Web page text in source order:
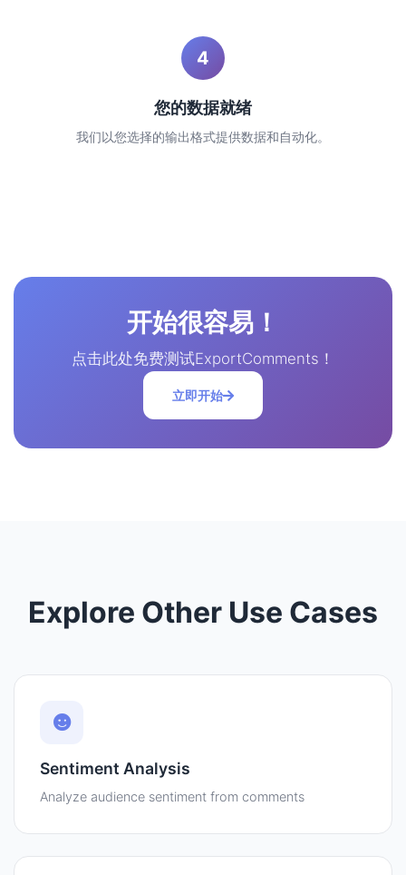
4
您的数据就绪
我们以您选择的输出格式提供数据和自动化。
开始很容易！
点击此处免费测试ExportComments！
立即开始
Explore Other Use Cases
Sentiment Analysis
Analyze audience sentiment from comments